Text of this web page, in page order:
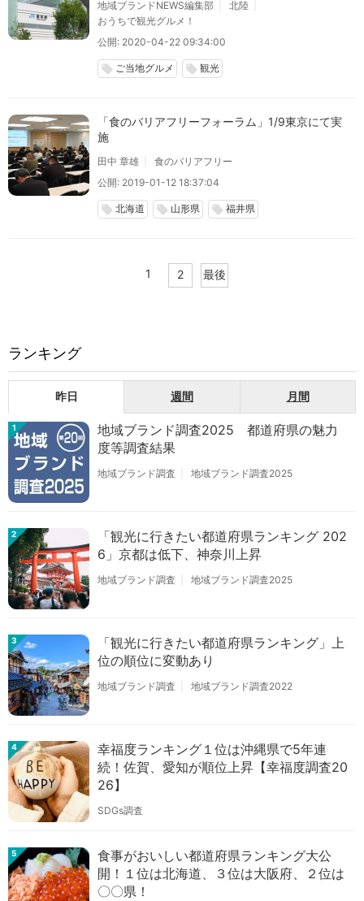
地域ブランドNEWS編集部
北陸
おうちで観光グルメ！
公開: 2020-04-22 09:34:00
local_offer ご当地グルメ local_offer 観光
「食のバリアフリーフォーラム」1/9東京にて実
施
田中 章雄
食のバリアフリー
公開: 2019-01-12 18:37:04
local_offer 北海道 local_offer 山形県 local_offer 福井県
1 2 最後
ランキング
昨日 週間 月間
1
地域ブランド調査2025 都道府県の魅力
度等調査結果
地域ブランド調査 地域ブランド調査2025
2
「観光に行きたい都道府県ランキング 202
6」京都は低下、神奈川上昇
地域ブランド調査 地域ブランド調査2025
3
「観光に行きたい都道府県ランキング」上
位の順位に変動あり
地域ブランド調査 地域ブランド調査2022
4
幸福度ランキング１位は沖縄県で5年連
続！佐賀、愛知が順位上昇【幸福度調査20
26】
SDGs調査
5
食事がおいしい都道府県ランキング大公
開！１位は北海道、３位は大阪府、２位は
〇〇県！